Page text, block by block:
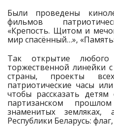
Были проведены
фильмов
«Крепость. Щитом и
мир спасённый…»,
Так открытие любого
торжественной линейки
страны, проекты
патриотические часы
чтобы рассказать
партизанском
знаменитых
Республики Беларусь: